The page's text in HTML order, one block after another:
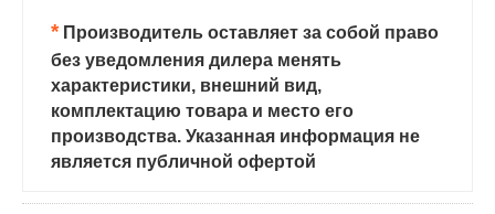
*Производитель оставляет за собой право
без уведомления дилера менять
характеристики, внешний вид,
комплектацию товара и место его
производства. Указанная информация не
является публичной офертой